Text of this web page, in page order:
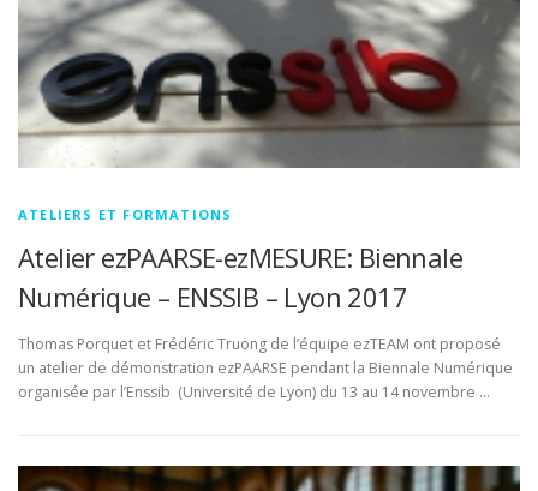
ATELIERS ET FORMATIONS
Atelier ezPAARSE-ezMESURE: Biennale
Numérique – ENSSIB – Lyon 2017
Thomas Porquet et Frédéric Truong de l’équipe ezTEAM ont proposé
un atelier de démonstration ezPAARSE pendant la Biennale Numérique
organisée par l’Enssib (Université de Lyon) du 13 au 14 novembre …